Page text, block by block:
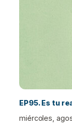
EP95. Es tu
miércoles,